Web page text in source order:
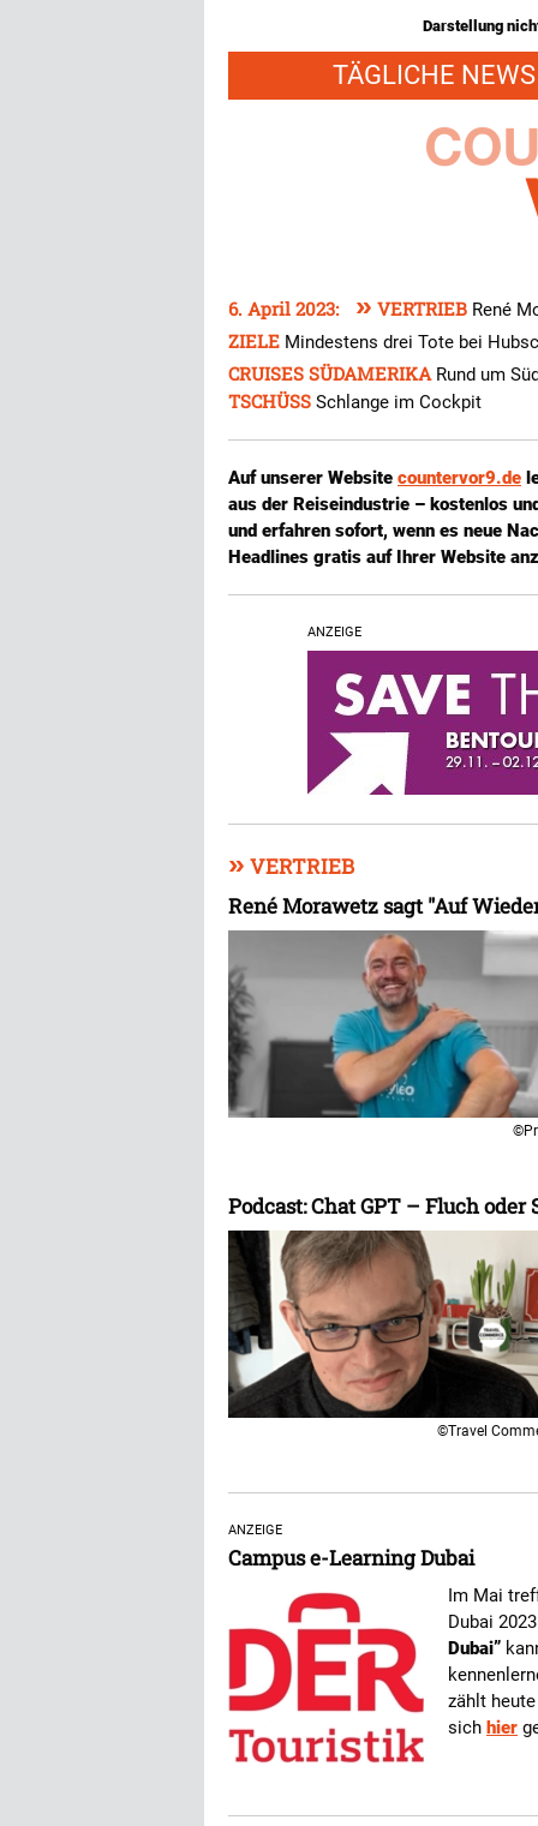
Darstellung
TÄGLICHE
6. April 2023: » VERTRIEB René
ZIELE Mindestens drei Tote bei
CRUISES SÜDAMERIKA Rund um
TSCHÜSS Schlange im Cockpit
Auf unserer Website countervor9.de
aus der Reiseindustrie – kostenlos
und erfahren sofort, wenn es neue
Headlines gratis auf Ihrer Website
ANZEIGE
» VERTRIEB
René Morawetz sagt "Auf
Podcast: Chat GPT – Fluch oder
©Travel
ANZEIGE
Campus e-Learning Dubai
Im Mai
Dubai
Dubai”
zählt
sich hier